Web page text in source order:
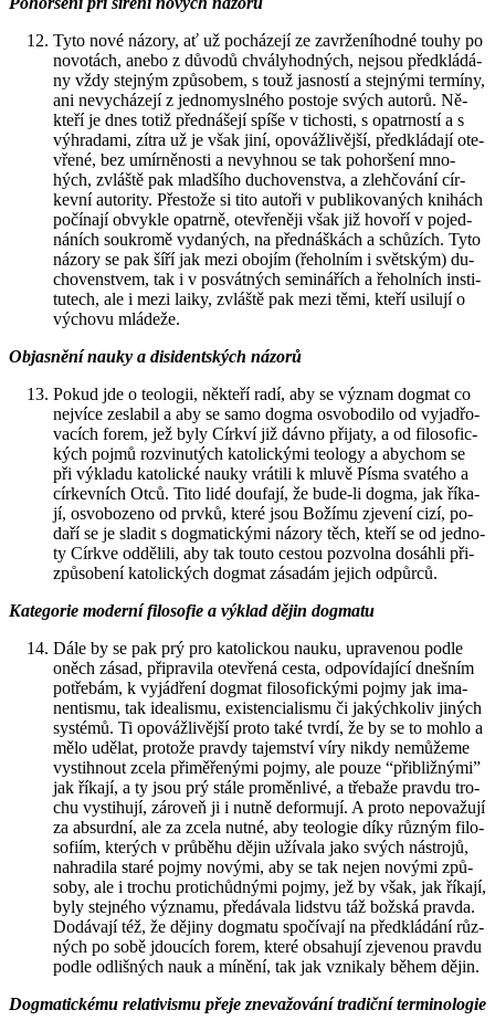
Tyto nové ná­zo­ry, ať už po­chá­ze­jí ze za­vr­že­ní­hod­né touhy po
no­vo­tách, anebo z dů­vo­dů chvá­ly­hod­ných, nejsou před­klá­dá­
ny vždy stej­ným způ­so­bem, s touž jas­nos­tí a stej­ný­mi ter­mí­ny,
ani ne­vy­chá­ze­jí z jed­no­my­sl­né­ho po­sto­je svých au­to­rů. Ně­
kte­ří je dnes totiž před­ná­še­jí spíše v ti­chos­ti, s opa­tr­nos­tí a s
vý­hra­da­mi, zítra už je však jiní, opo­váž­li­věj­ší, před­klá­da­jí ote­
vře­né, bez umír­ně­nos­ti a ne­vy­hnou se tak po­hor­še­ní mno­
hých, zvláš­tě pak mlad­ší­ho du­cho­ven­stva, a zleh­čo­vá­ní cír­
kev­ní au­to­ri­ty. Přes­to­že si tito au­to­ři v pu­b­li­ko­va­ných kni­hách
po­čí­na­jí ob­vykle opa­tr­ně, ote­vře­ně­ji však již ho­vo­ří v po­jed­
ná­ních sou­kro­mě vy­da­ných, na před­náš­kách a schůzích. Tyto
ná­zo­ry se pak šíří jak mezi obo­jím (ře­hol­ním i svět­ským) du­
cho­ven­stvem, tak i v po­svát­ných se­mi­ná­řích a ře­hol­ních in­sti­
tu­tech, ale i mezi laiky, zvláš­tě pak mezi těmi, kteří usi­lu­jí o
vý­cho­vu mlá­de­že.
Ob­jas­ně­ní nauky a di­si­dent­ských ná­zo­rů
Pokud jde o te­o­lo­gii, ně­kte­ří radí, aby se vý­znam dogmat co
nej­ví­ce ze­sla­bil a aby se samo dogma osvo­bo­di­lo od vy­ja­d­řo­
va­cích forem, jež byly Církví již dávno při­ja­ty, a od fi­lo­so­fic­
kých pojmů roz­vi­nu­tých ka­to­lic­ký­mi te­o­lo­gy a abychom se
při vý­kla­du ka­to­lic­ké nauky vrá­ti­li k mluvě Písma sva­té­ho a
cír­kev­ních Otců. Tito lidé dou­fa­jí, že bude-li dogma, jak ří­ka­
jí, osvo­bo­ze­no od prvků, které jsou Bo­ží­mu zje­ve­ní cizí, po­
da­ří se je sla­dit s dogma­tic­ký­mi ná­zo­ry těch, kteří se od jed­no­
ty Církve od­dě­li­li, aby tak touto ces­tou po­zvol­na do­sáh­li při­
způ­so­be­ní ka­to­lic­kých dogmat zá­sa­dám je­jich od­půr­ců.
Ka­te­go­rie mo­der­ní fi­lo­so­fie a vý­klad dějin dogma­tu
Dále by se pak prý pro ka­to­lic­kou nauku, upra­ve­nou podle
oněch zásad, při­pra­vi­la ote­vře­ná cesta, od­po­ví­da­jí­cí dneš­ním
po­tře­bám, k vy­já­d­ře­ní dogmat fi­lo­so­fic­ký­mi pojmy jak ima­
nen­tis­mu, tak ide­a­lis­mu, exis­ten­ci­a­lis­mu či ja­kých­ko­liv ji­ných
sys­té­mů. Ti opo­váž­li­věj­ší proto také tvrdí, že by se to mohlo a
mělo udě­lat, pro­to­že prav­dy ta­jem­ství víry nikdy ne­mů­že­me
vy­stih­nout zcela při­mě­ře­ný­mi pojmy, ale pouze “při­bliž­ný­mi”
jak ří­ka­jí, a ty jsou prý stále pro­měn­li­vé, a tře­ba­že prav­du tro­
chu vy­sti­hu­jí, zá­ro­veň ji i nutně de­for­mu­jí. A proto ne­po­va­žu­jí
za ab­surd­ní, ale za zcela nutné, aby te­o­lo­gie díky růz­ným fi­lo­
so­fi­ím, kte­rých v prů­bě­hu dějin uží­va­la jako svých ná­stro­jů,
na­hra­di­la staré pojmy no­vý­mi, aby se tak nejen no­vý­mi způ­
so­by, ale i tro­chu pro­ti­chůd­ný­mi pojmy, jež by však, jak ří­ka­jí,
byly stej­né­ho vý­zna­mu, pře­dá­va­la lid­stvu táž bož­ská prav­da.
Do­dá­va­jí též, že dě­ji­ny dogma­tu spo­čí­va­jí na před­klá­dá­ní růz­
ných po sobě jdou­cích forem, které ob­sa­hu­jí zje­ve­nou prav­du
podle od­liš­ných nauk a mí­ně­ní, tak jak vzni­ka­ly během dějin.
Dogma­tic­ké­mu re­la­ti­vis­mu přeje zne­va­žo­vá­ní tra­dič­ní ter­mi­no­lo­gie